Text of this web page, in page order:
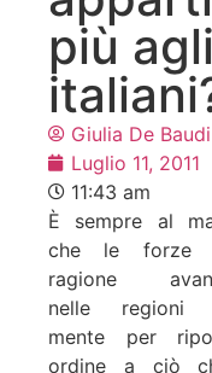
più agli
Giulia De Baudi
Luglio 11, 2011
11:43 am
È sempre al
che le forze
ragione
nelle regioni
mente per
ordine a ciò